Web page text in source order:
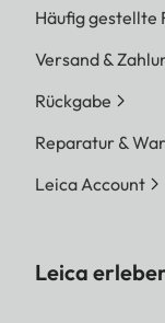
Häufig gestellte
Versand &
Rückgabe
Reparatur &
Leica Account
Leica